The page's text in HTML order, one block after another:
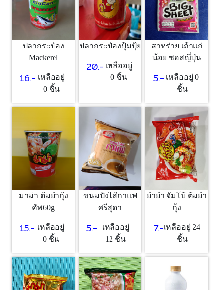
ปลากระป๋อง
Mackerel
16.- เหลืออยู่
0 ชิ้น
ปลากระป๋องปุ้มปุ้ย
20.- เหลืออยู่
0 ชิ้น
สาหร่าย เถ้าแก่
น้อย ซอสญี่ปุ่น
5.- เหลืออยู่ 0
ชิ้น
มาม่า ต้มยำกุ้ง
คัพ60g
15.- เหลืออยู่
0 ชิ้น
ขนมปังไส้กาแฟ
ศรีสุดา
5.-
เหลืออยู่
12 ชิ้น
ยำยำ จัมโบ้ ต้มยำ
กุ้ง
7.-เหลืออยู่ 24
ชิ้น